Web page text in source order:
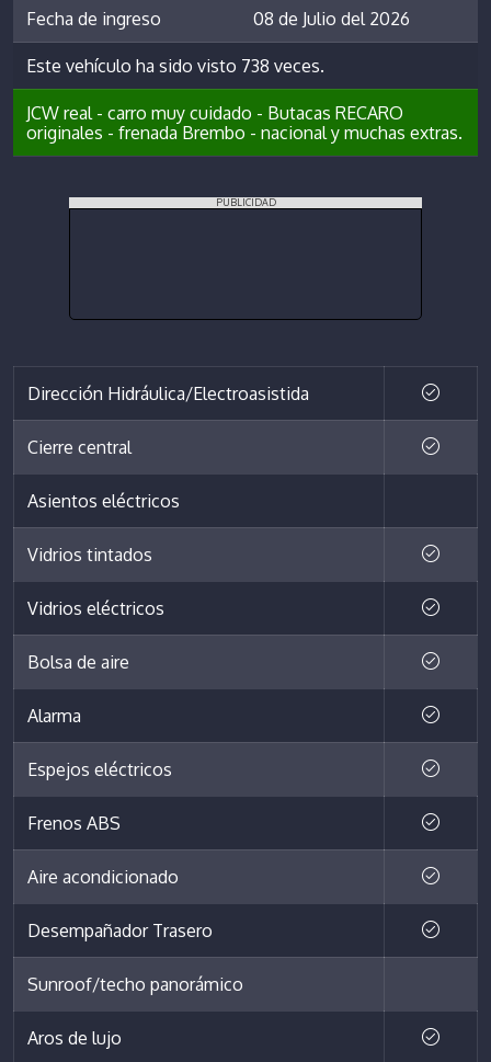
Fecha de ingreso 08 de Julio del 2026
Este vehículo ha sido visto 738 veces.
JCW real - carro muy cuidado - Butacas RECARO
originales - frenada Brembo - nacional y muchas extras.
PUBLICIDAD
Dirección Hidráulica/Electroasistida
Cierre central
Asientos eléctricos
Vidrios tintados
Vidrios eléctricos
Bolsa de aire
Alarma
Espejos eléctricos
Frenos ABS
Aire acondicionado
Desempañador Trasero
Sunroof/techo panorámico
Aros de lujo